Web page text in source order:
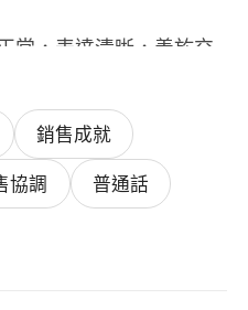
常，表達清晰，善於交
，具備服務心態，做
，長期穩定兼職者優
銷售成就
協調
普通話